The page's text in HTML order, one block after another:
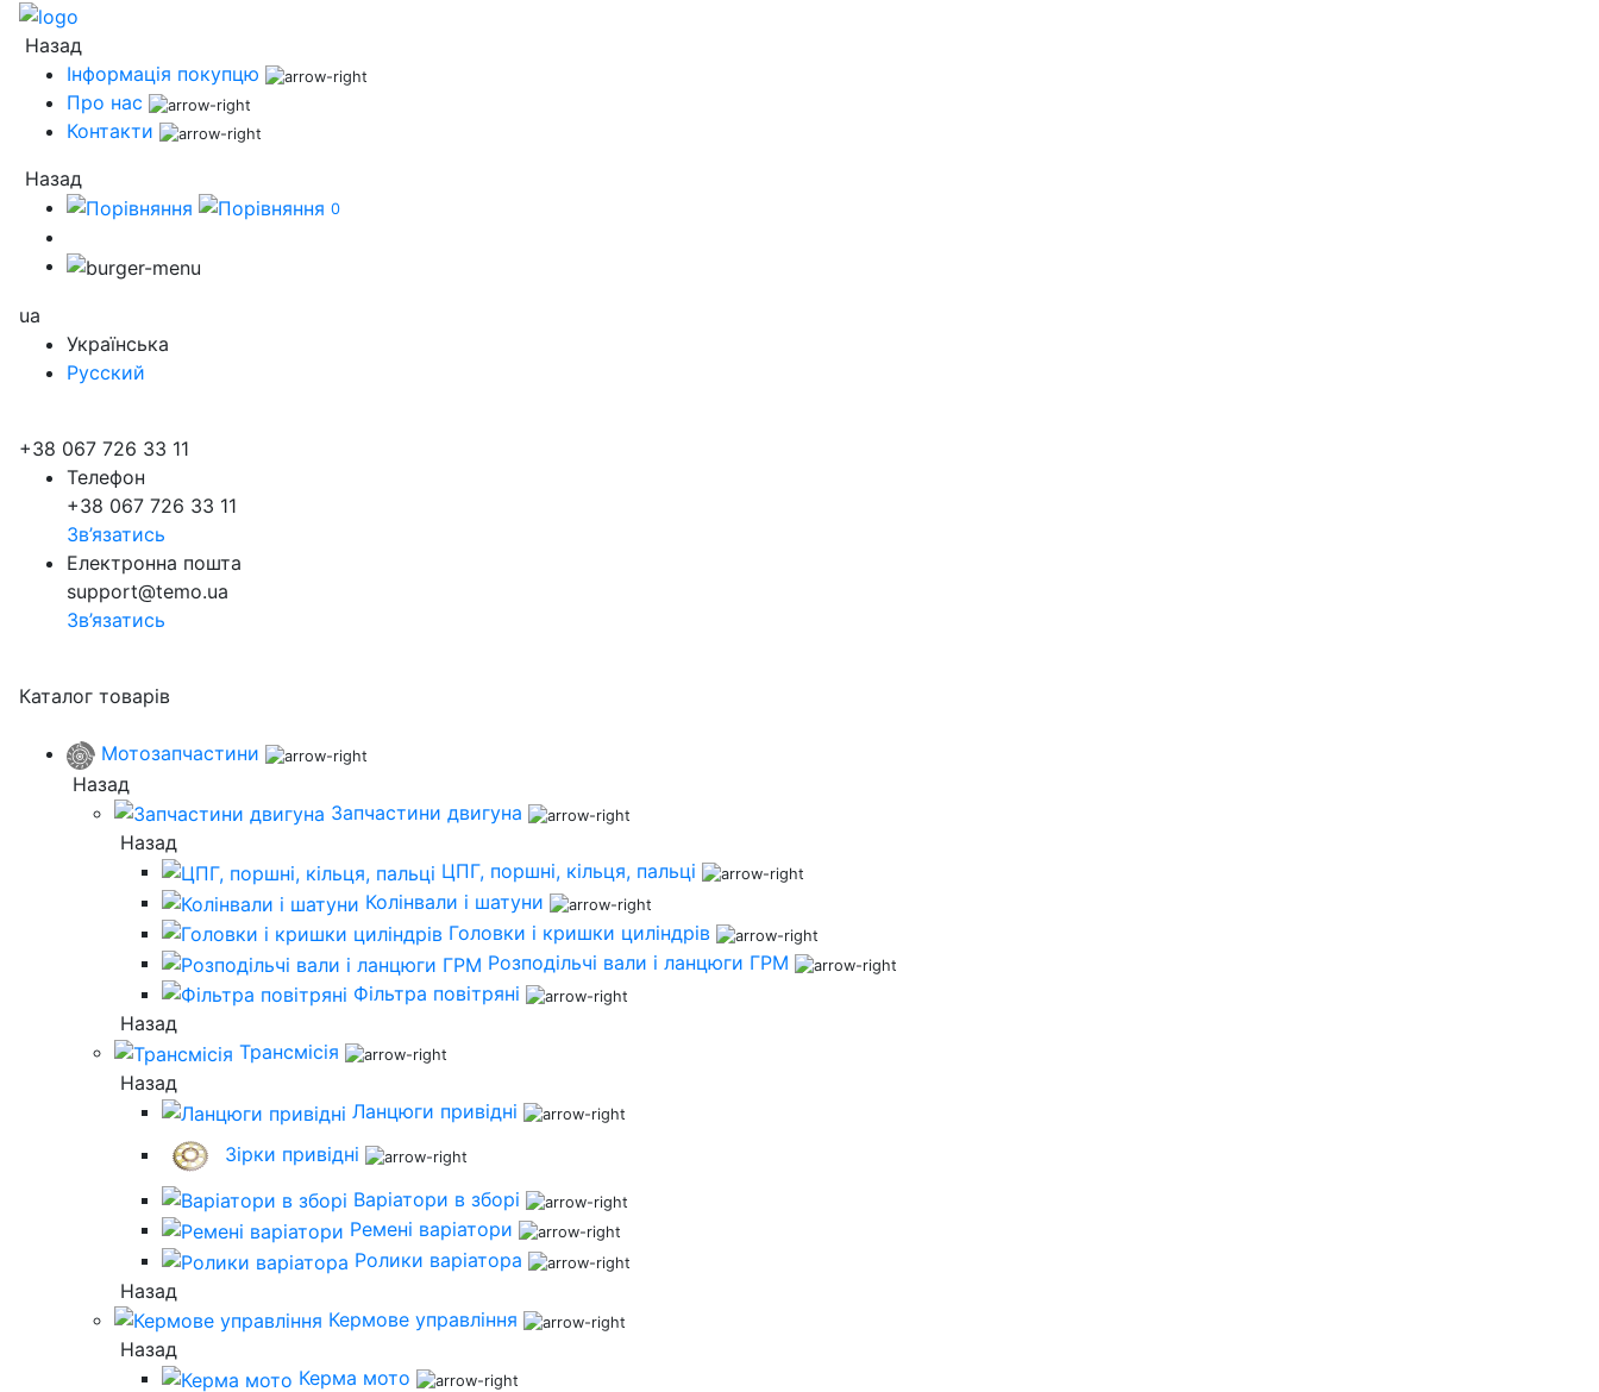
Назад
Інформація покупцю
Про нас
Контакти
Назад
0
ua
Українська
Русский
+38 067 726 33 11
Телефон
+38 067 726 33 11
Зв’язатись
Електронна пошта
support@temo.ua
Зв’язатись
Каталог товарів
Мотозапчастини
Назад
Запчастини двигуна
Назад
ЦПГ, поршні, кільця, пальці
Колінвали і шатуни
Головки і кришки циліндрів
Розподільчі вали і ланцюги ГРМ
Фільтра повітряні
Назад
Трансмісія
Назад
Ланцюги привідні
Зірки привідні
Варіатори в зборі
Ремені варіатори
Ролики варіатора
Назад
Кермове управління
Назад
Керма мото